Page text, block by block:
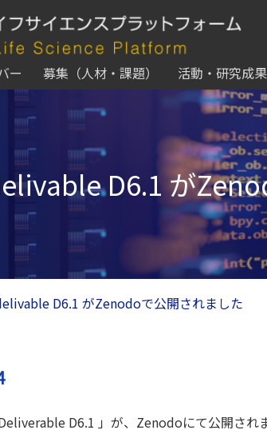
ー 募集（人材・課題） 活動・研究成果
D6.1 が
D6.1 がZenodoで公開されました
D6.1 」が、Zenodoにて公開され